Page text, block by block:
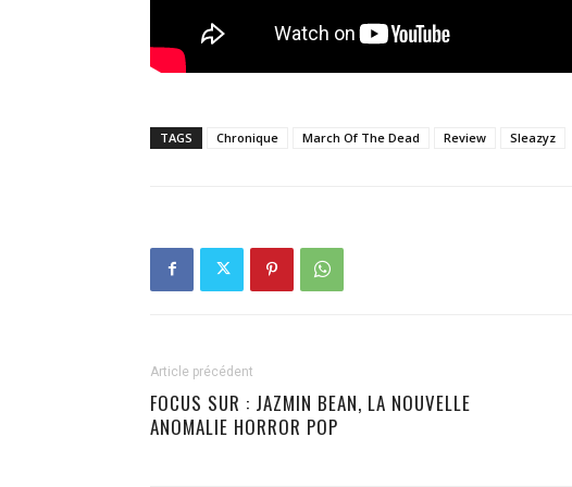
TAGS Chronique March Of The Dead Review Sleazyz
Article précédent
FOCUS SUR : JAZMIN BEAN, LA NOUVELLE
ANOMALIE HORROR POP